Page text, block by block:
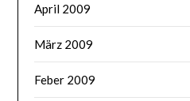
April 2009
März 2009
Feber 2009